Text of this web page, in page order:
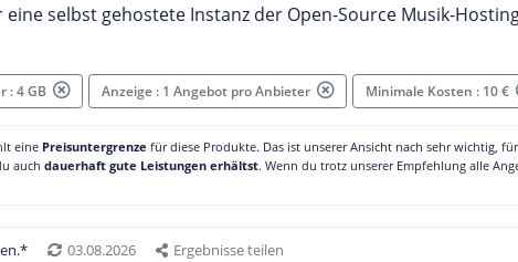
selbst gehostete Instanz der Open-Source Musik-
: 4 GB Anzeige : 1 Angebot pro Anbieter Minimale Kosten : 10 €
eine Preisuntergrenze für diese Produkte. Das ist unserer Ansicht nach sehr wichtig,
auch dauerhaft gute Leistungen erhältst. Wenn du trotz unserer Empfehlung alle
03.08.2026 Ergebnisse teilen